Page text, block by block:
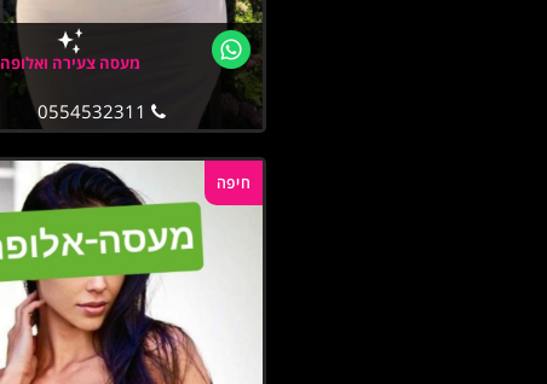
מעסה צעירה ואלופה
חיפה